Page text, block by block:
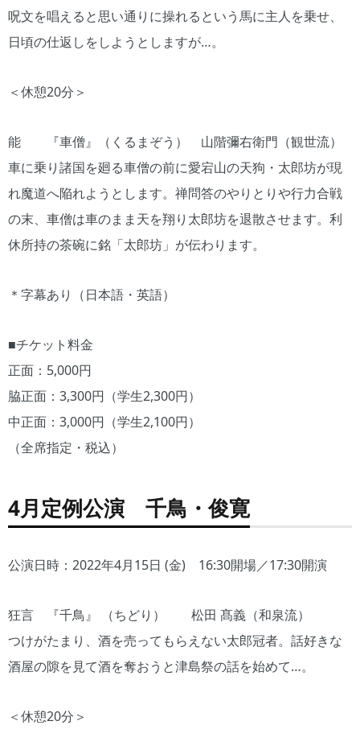
呪文を唱えると思い通りに操れるという馬に主人を乗せ、
日頃の仕返しをしようとしますが…。
＜休憩20分＞
能 『車僧』（くるまぞう） 山階彌右衛門（観世流）
車に乗り諸国を廻る車僧の前に愛宕山の天狗・太郎坊が現
れ魔道へ陥れようとします。禅問答のやりとりや行力合戦
の末、車僧は車のまま天を翔り太郎坊を退散させます。利
休所持の茶碗に銘「太郎坊」が伝わります。
＊字幕あり（日本語・英語）
■チケット料金
正面：5,000円
脇正面：3,300円（学生2,300円）
中正面：3,000円（学生2,100円）
（全席指定・税込）
4月定例公演 千鳥・俊寛
公演日時：2022年4月15日 (金) 16:30開場／17:30開演
狂言 『千鳥』 （ちどり） 松田 髙義（和泉流）
つけがたまり、酒を売ってもらえない太郎冠者。話好きな
酒屋の隙を見て酒を奪おうと津島祭の話を始めて…。
＜休憩20分＞